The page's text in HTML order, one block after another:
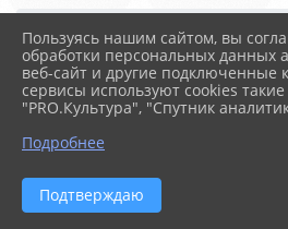
Главная АБИТУРИЕНТАМ
02. Рейтинговые списки
17.06.2026 10:56
02.
через портал
Пользуясь нашим сайтом, вы
обработки персональных данных
веб-сайт и другие подключенные
сервисы используют cookies такие
"PRO.Культура", "Спутник
Подробнее
Подтверждаю